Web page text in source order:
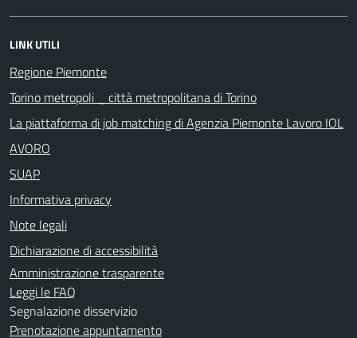
LINK UTILI
Regione Piemonte
Torino metropoli _ città metropolitana di Torino
La piattaforma di job matching di Agenzia Piemonte Lavoro IOL
AVORO
SUAP
Informativa privacy
Note legali
Dichiarazione di accessibilità
Amministrazione trasparente
Leggi le FAQ
Segnalazione disservizio
Prenotazione appuntamento